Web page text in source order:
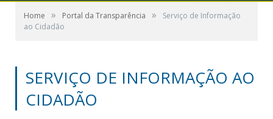
Home » Portal da Transparência »
Serviço de Informação
ao Cidadão
SERVIÇO DE INFORMAÇÃO AO
CIDADÃO